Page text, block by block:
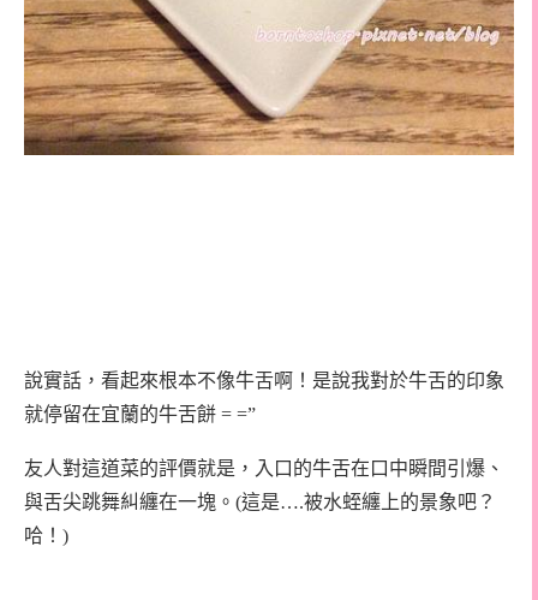
說實話，看起來根本不像牛舌啊！是說我對於牛舌的印象
就停留在宜蘭的牛舌餅 = =”
友人對這道菜的評價就是，入口的牛舌在口中瞬間引爆、
與舌尖跳舞糾纏在一塊。(這是….被水蛭纏上的景象吧？
哈！)